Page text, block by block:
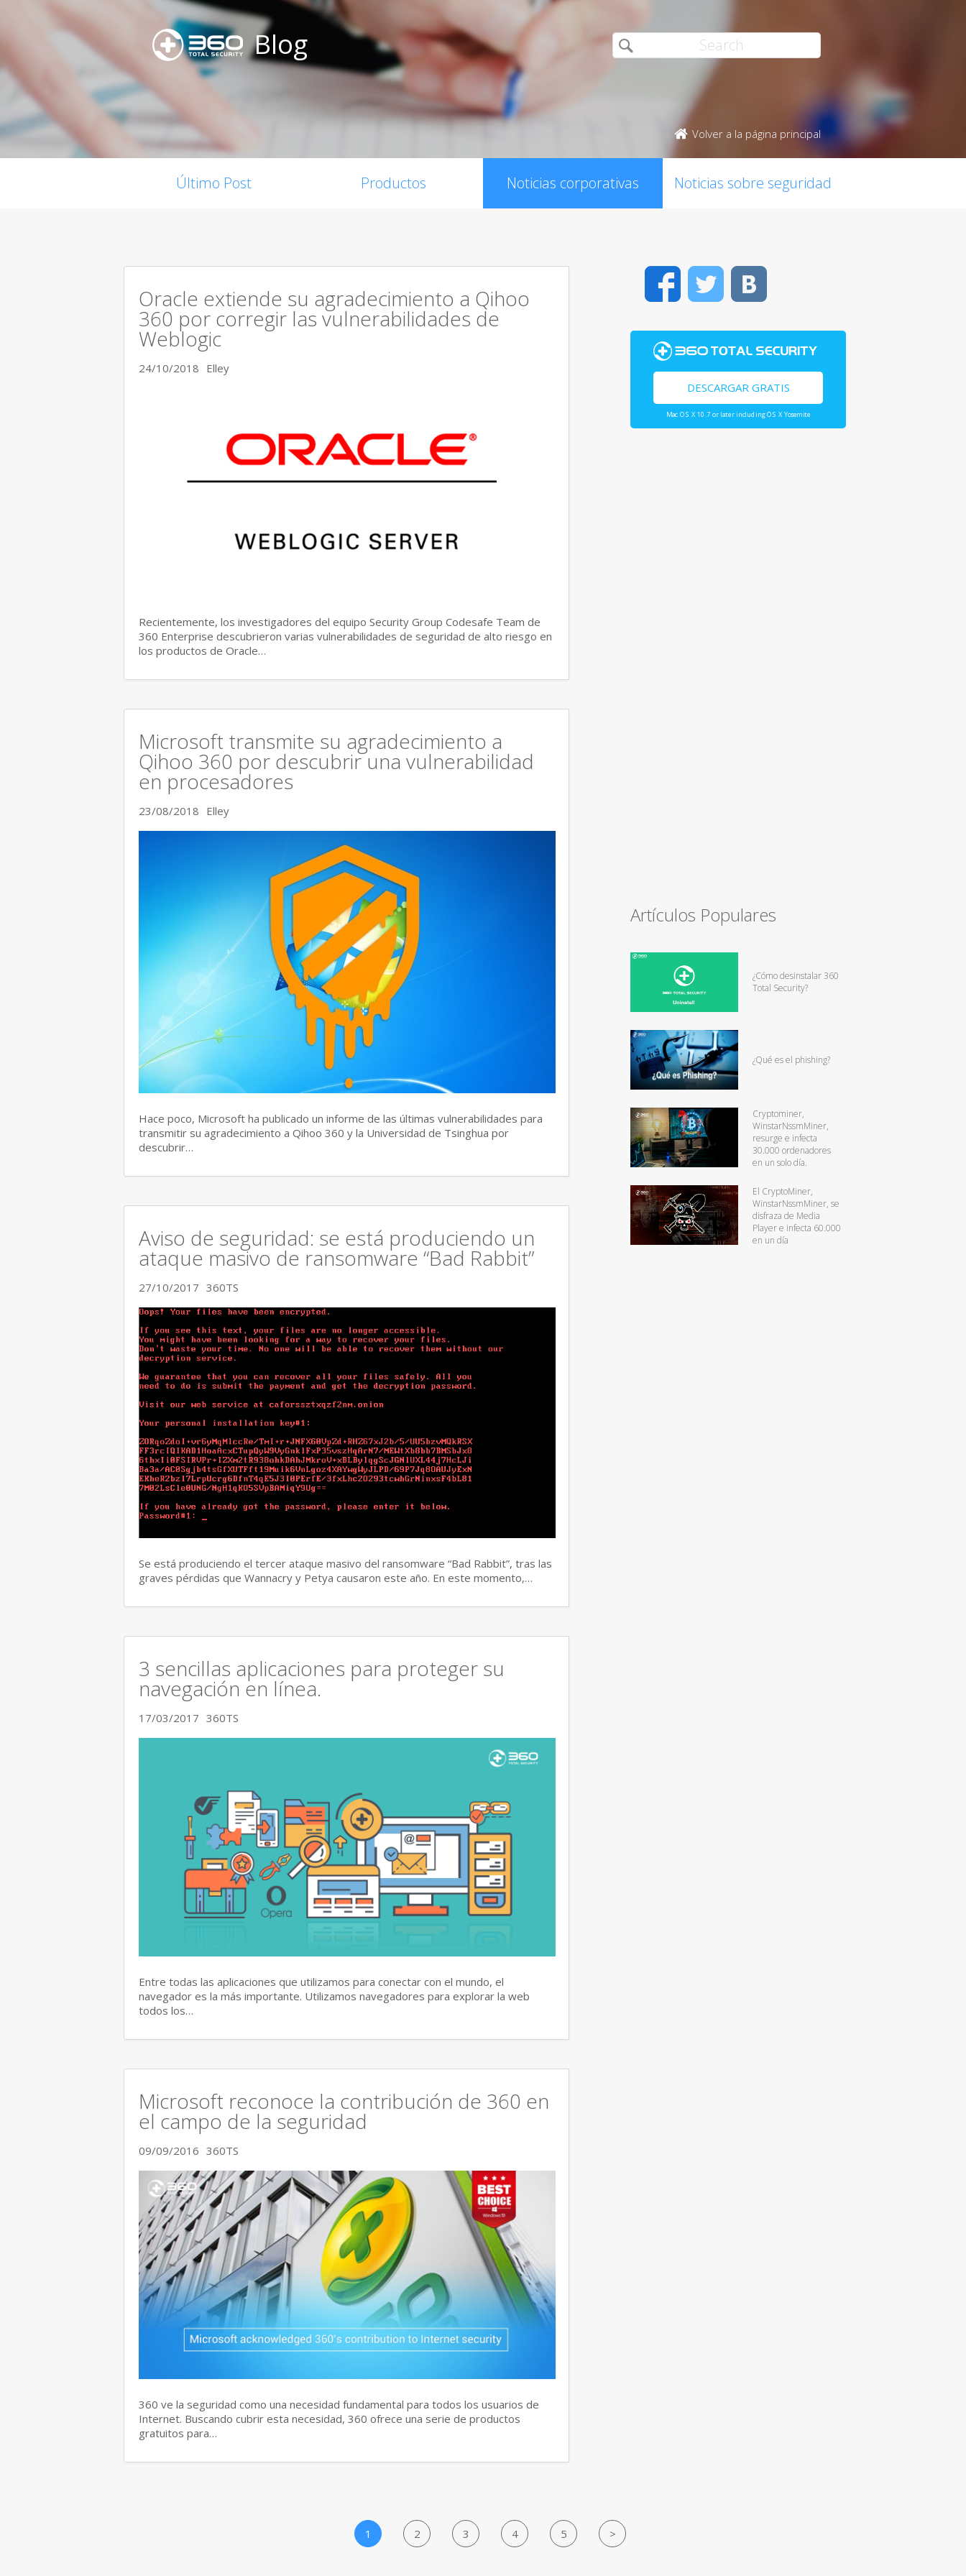
Blog
Volver a la página principal
Último Post Productos Noticias corporativas Noticias sobre seguridad
Oracle extiende su agradecimiento a Qihoo
360 por corregir las vulnerabilidades de
Weblogic
24/10/2018 Elley
Recientemente, los investigadores del equipo Security Group Codesafe Team de
360 Enterprise descubrieron varias vulnerabilidades de seguridad de alto riesgo en
los productos de Oracle…
Microsoft transmite su agradecimiento a
Qihoo 360 por descubrir una vulnerabilidad
en procesadores
23/08/2018 Elley
Hace poco, Microsoft ha publicado un informe de las últimas vulnerabilidades para
transmitir su agradecimiento a Qihoo 360 y la Universidad de Tsinghua por
descubrir…
Aviso de seguridad: se está produciendo un
ataque masivo de ransomware “Bad Rabbit”
27/10/2017 360TS
Se está produciendo el tercer ataque masivo del ransomware “Bad Rabbit”, tras las
graves pérdidas que Wannacry y Petya causaron este año. En este momento,…
3 sencillas aplicaciones para proteger su
navegación en línea.
17/03/2017 360TS
Entre todas las aplicaciones que utilizamos para conectar con el mundo, el
navegador es la más importante. Utilizamos navegadores para explorar la web
todos los…
Microsoft reconoce la contribución de 360 en
el campo de la seguridad
09/09/2016 360TS
360 ve la seguridad como una necesidad fundamental para todos los usuarios de
Internet. Buscando cubrir esta necesidad, 360 ofrece una serie de productos
gratuitos para…
FacebookTwitter
DESCARGAR GRATIS
Mac OS X 10.7 or later including OS X Yosemite
Artículos Populares
¿Cómo desinstalar 360
Total Security?
¿Qué es el phishing?
Cryptominer,
WinstarNssmMiner,
resurge e infecta
30.000 ordenadores
en un solo día.
El CryptoMiner,
WinstarNssmMiner, se
disfraza de Media
Player e infecta 60.000
en un día
1 2 3 4 5 >